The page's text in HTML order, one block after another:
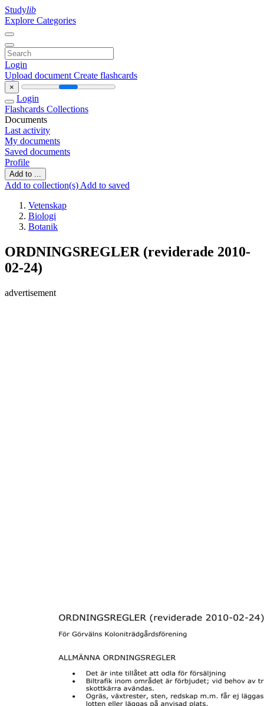
Studylib
Explore Categories
Login
Upload document Create flashcards
×
Login
Flashcards Collections
Documents
Last activity
My documents
Saved documents
Profile
Add to ...
Add to collection(s) Add to saved
Vetenskap
Biologi
Botanik
ORDNINGSREGLER (reviderade 2010-
02-24)
advertisement